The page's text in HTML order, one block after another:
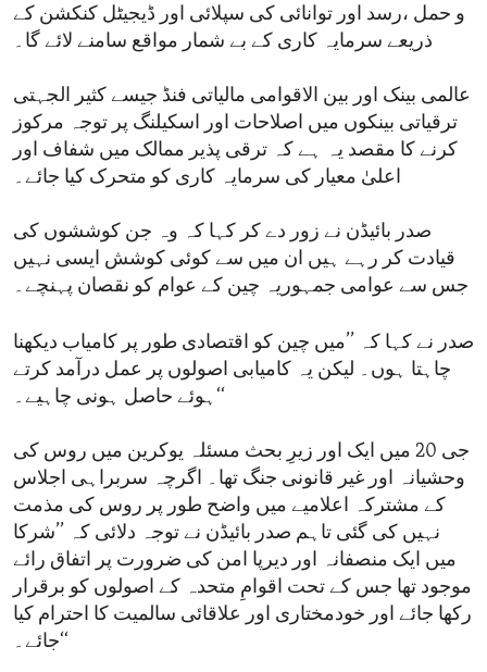
و حمل ،رسد اور توانائی کی سپلائی اور ڈیجیٹل کنکشن کے
ذریعے سرمایہ کاری کے بے شمار مواقع سامنے لائے گا۔
عالمی بینک اور بین الاقوامی مالیاتی فنڈ جیسے کثیر الجہتی
ترقیاتی بینکوں میں اصلاحات اور اسکیلنگ پر توجہ مرکوز
کرنے کا مقصد یہ ہے کہ ترقی پذیر ممالک میں شفاف اور
اعلیٰ معیار کی سرمایہ کاری کو متحرک کیا جائے۔
صدر بائیڈن نے زور دے کر کہا کہ وہ جن کوششوں کی
قیادت کر رہے ہیں ان میں سے کوئی کوشش ایسی نہیں
جس سے عوامی جمہوریہ چین کے عوام کو نقصان پہنچے۔
صدر نے کہا کہ ’’میں چین کو اقتصادی طور پر کامیاب دیکھنا
چاہتا ہوں۔ لیکن یہ کامیابی اصولوں پر عمل درآمد کرتے
ہوئے حاصل ہونی چاہیے۔‘‘
جی 20 میں ایک اور زیرِ بحث مسئلہ یوکرین میں روس کی
وحشیانہ اور غیر قانونی جنگ تھا۔ اگرچہ سربراہی اجلاس
کے مشترکہ اعلامیے میں واضح طور پر روس کی مذمت
نہیں کی گئی تاہم صدر بائیڈن نے توجہ دلائی کہ ’’شرکا
میں ایک منصفانہ اور دیرپا امن کی ضرورت پر اتفاق رائے
موجود تھا جس کے تحت اقوامِ متحدہ کے اصولوں کو برقرار
رکھا جائے اور خودمختاری اور علاقائی سالمیت کا احترام کیا
جائے۔‘‘